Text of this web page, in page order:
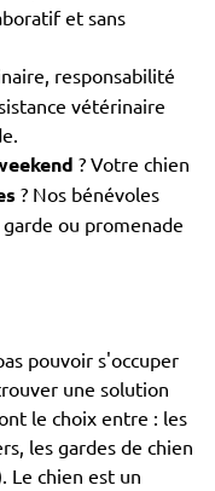
et sans
responsabilité
vétérinaire
? Votre chien
? Nos bénévoles
ou promenade
pouvoir s'occuper
une solution
le choix entre : les
les gardes de chien
Le chien est un